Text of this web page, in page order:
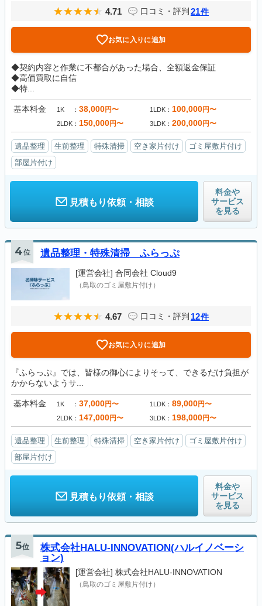
4.71 口コミ・評判 21件
お気に入りに追加
◆契約内容と作業に不都合があった場合、全額返金保証
◆高価買取に自信
◆特...
基本料金 1K 38,000円〜 1LDK 100,000円〜
2LDK 150,000円〜 3LDK 200,000円〜
遺品整理 生前整理 特殊清掃 空き家片付け
ゴミ屋敷片付け
部屋片付け
見積もり依頼・相談
料金や
サービス
を見る
4位 遺品整理・特殊清掃 ふらっぷ
[運営会社] 合同会社 Cloud9
（鳥取のゴミ屋敷片付け）
4.67 口コミ・評判 12件
お気に入りに追加
『ふらっぷ』では、皆様の御心によりそって、できるだけ負担が
かからないようサ...
基本料金 1K 37,000円〜 1LDK 89,000円〜
2LDK 147,000円〜 3LDK 198,000円〜
遺品整理 生前整理 特殊清掃 空き家片付け
ゴミ屋敷片付け
部屋片付け
見積もり依頼・相談
料金や
サービス
を見る
5位
株式会社HALU-INNOVATION(ハルイノベーシ
ョン)
[運営会社] 株式会社HALU-INNOVATION
（鳥取のゴミ屋敷片付け）